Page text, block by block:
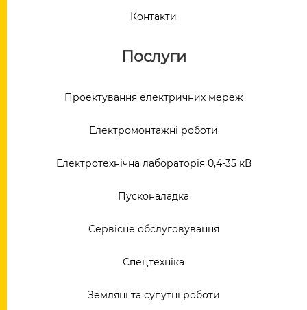
Контакти
Послуги
Проектування електричних мереж
Електромонтажні роботи
Електротехнічна лабораторія 0,4-35 кВ
Пусконаладка
Сервісне обслуговування
Спецтехніка
Земляні та супутні роботи